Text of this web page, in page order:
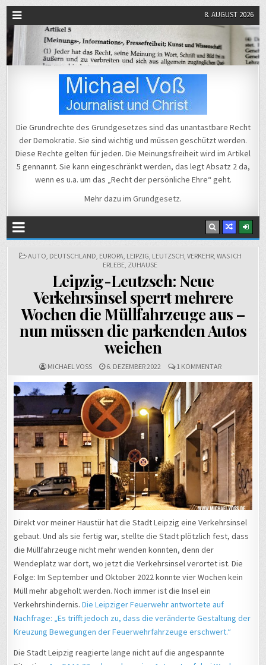
8. AUGUST 2026
Michael Voß
Die Grundrechte des Grundgesetzes sind das unantastbare Recht
der Demokratie. Sie sind wichtig und müssen geschützt werden.
Diese Rechte gelten für jeden. Die Meinungsfreiheit wird im Artikel
5 gennannt. Sie kann eingeschränkt werden, das legt Absatz 2 da,
wenn es u.a. um das „Recht der persönliche Ehre“ geht.
Mehr dazu im Grundgesetz.
POSTED
AUTO, DEUTSCHLAND, EUROPA, LEIPZIG, LEUTZSCH, VERKEHR, WAS ICH
ERLEBE, ZUHAUSE
Leipzig-Leutzsch: Neue
Verkehrsinsel sperrt mehrere
Wochen die Müllfahrzeuge aus –
nun müssen die parkenden Autos
weichen
MICHAEL VOSS 6. DEZEMBER 2022 1 KOMMENTARZU
LEIPZIG-
LEUTZSCH:
NEUE
SPERRT
MEHRERE
WOCHEN
DIE
AUS
NUN
MÜSSEN
DIE
PARKENDEN
AUTOS
WEICHEN
Direkt vor meiner Haustür hat die Stadt Leipzig eine Verkehrsinsel
gebaut. Und als sie fertig war, stellte die Stadt plötzlich fest, dass
die Müllfahrzeuge nicht mehr wenden konnten, denn der
Wendeplatz war dort, wo jetzt die Verkehrsinsel verortet ist. Die
Folge: Im September und Oktober 2022 konnte vier Wochen kein
Müll mehr abgeholt werden. Noch immer ist die Insel ein
Verkehrshindernis.Die Leipziger Feuerwehr antwortete auf
Nachfrage: „Es trifft jedoch zu, dass die veränderte Gestaltung der
Kreuzung Bewegungen der Feuerwehrfahrzeuge erschwert.“
Die Stadt Leipzig reagierte lange nicht auf die angespannte